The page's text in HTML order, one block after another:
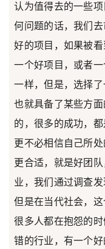
认为值得去的一些
何问题的话，我们
好的项目，如果被看
一个好项目，或者
一样，但是，选择
也就具备了某些方
的，很多的成功，
更不必相信自己所
更合适，就是好团
业，我们通过调查
但是在当代社会，
很多人都在抱怨的
错的行业，有一个好